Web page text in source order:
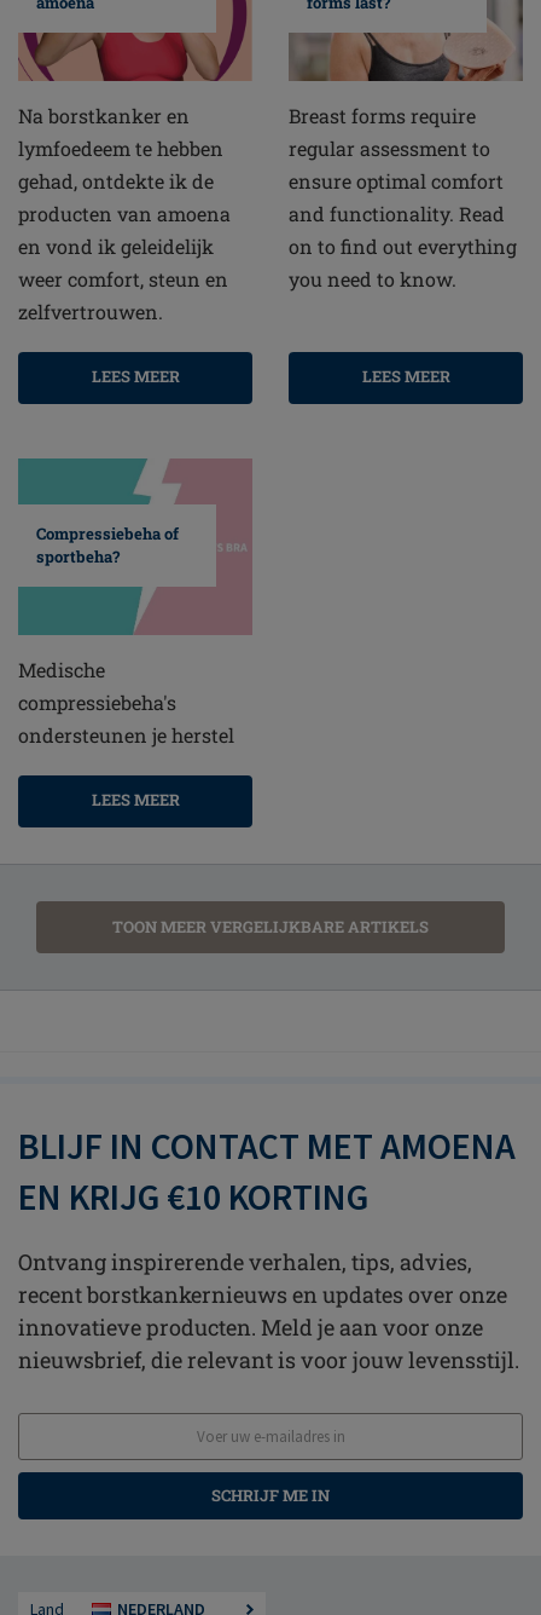
Na borstkanker en
lymfoedeem te hebben
gehad, ontdekte ik de
producten van amoena
en vond ik geleidelijk
weer comfort, steun en
zelfvertrouwen.
LEES MEER
Breast forms require
regular assessment to
ensure optimal comfort
and functionality. Read
on to find out everything
you need to know.
LEES MEER
Compressiebeha of
sportbeha?
Medische
compressiebeha's
ondersteunen je herstel
LEES MEER
TOON MEER VERGELIJKBARE ARTIKELS
BLIJF IN CONTACT MET AMOENA
EN KRIJG €10 KORTING
Ontvang inspirerende verhalen, tips, advies,
recent borstkankernieuws en updates over onze
innovatieve producten. Meld je aan voor onze
nieuwsbrief, die relevant is voor jouw levensstijl.
SCHRIJF ME IN
Land NEDERLAND